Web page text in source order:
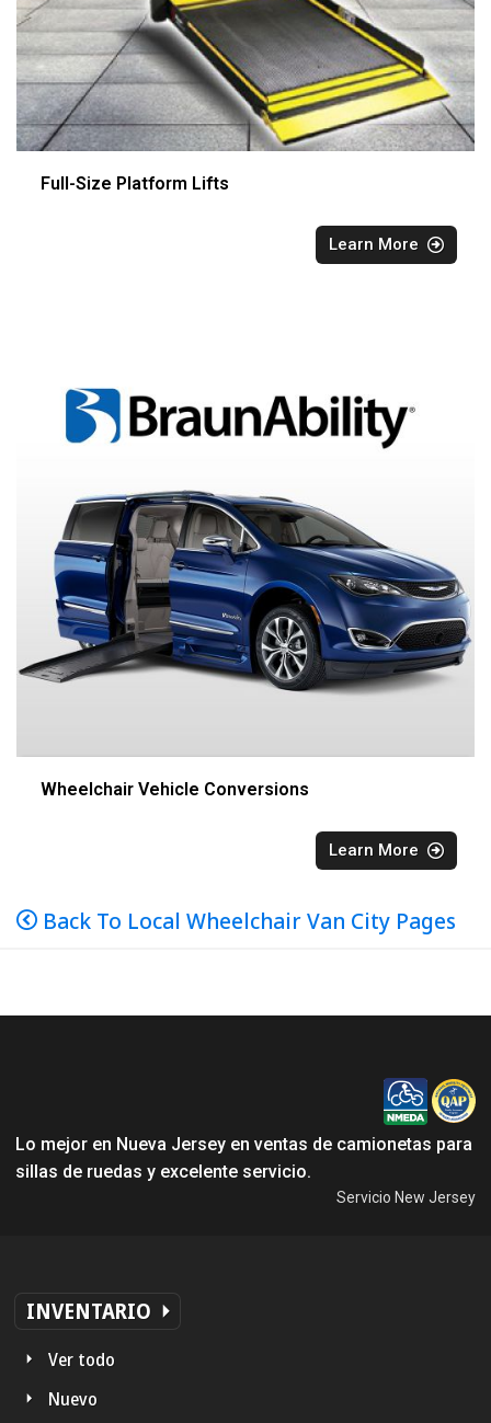
Full-Size Platform Lifts
Learn More
Wheelchair Vehicle Conversions
Learn More
Back To Local Wheelchair Van City Pages
Lo mejor en Nueva Jersey en ventas de camionetas para
sillas de ruedas y excelente servicio.
Servicio New Jersey
INVENTARIO
Ver todo
Nuevo